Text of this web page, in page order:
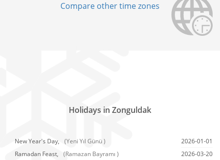
Compare other time zones
Holidays in Zonguldak
New Year's Day, (Yeni Yıl Günü )
2026-01-01
Ramadan Feast,
(Ramazan Bayramı )
2026-03-20